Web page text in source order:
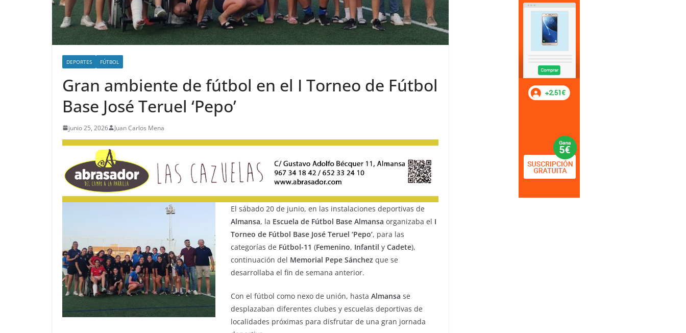
DEPORTES FÚTBOL
Gran ambiente de fútbol en el I Torneo de Fútbol
Base José Teruel ‘Pepo’
junio 25, 2026 Juan Carlos Mena
El sábado 20 de junio, en las instalaciones deportivas de
Almansa, la Escuela de Fútbol Base Almansa organizaba el I
Torneo de Fútbol Base José Teruel ‘Pepo’, para las
categorías de Fútbol-11 (Femenino, Infantil y Cadete),
continuación del Memorial Pepe Sánchez que se
desarrollaba el fin de semana anterior.
Con el fútbol como nexo de unión, hasta Almansa se
desplazaban diferentes clubes y escuelas deportivas de
localidades próximas para disfrutar de una gran jornada